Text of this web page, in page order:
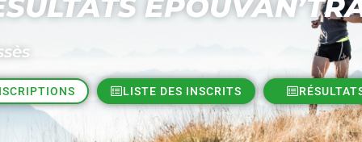
LISTE DES INSCRITS